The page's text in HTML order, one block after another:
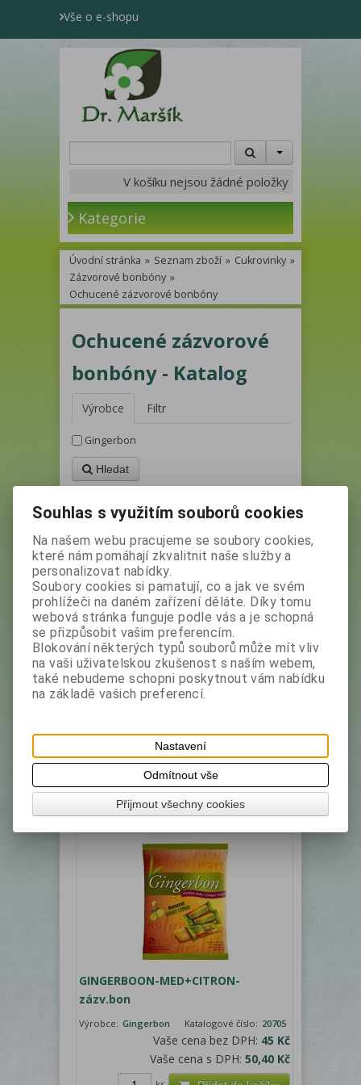
Vše o e-shopu
V košíku nejsou žádné položky
Kategorie
Úvodní stránka » Seznam zboží » Cukrovinky »
Zázvorové bonbóny »
Ochucené zázvorové bonbóny
Ochucené zázvorové
bonbóny - Katalog
Výrobce Filtr
Gingerbon
Hledat
Není na skladě
GINGERBON - Zázvorové bonbóny s
Gingerbon Katalogové číslo:
Vaše cena bez DPH:42 Kč
Vaše cena s DPH:47 Kč
GINGERBOON-MED+CITRON-
zázv.bon
Výrobce: Gingerbon Katalogové číslo: 20705
Vaše cena bez DPH: 45 Kč
Vaše cena s DPH:50,40 Kč
Souhlas s využitím souborů cookies
Na našem webu pracujeme se soubory cookies,
které nám pomáhají zkvalitnit naše služby a
personalizovat nabídky.
Soubory cookies si pamatují, co a jak ve svém
prohlížeči na daném zařízení děláte. Díky tomu
webová stránka funguje podle vás a je schopná
se přizpůsobit vašim preferencím.
Blokování některých typů souborů může mít vliv
na vaši uživatelskou zkušenost s naším webem,
také nebudeme schopni poskytnout vám nabídku
na základě vašich preferencí.
Nastavení
Odmítnout vše
Přijmout všechny cookies